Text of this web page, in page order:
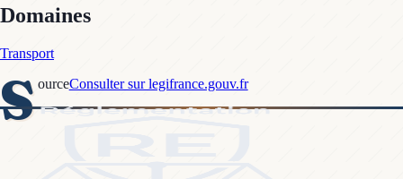
Domaines
Transport
S ourceConsulter sur legifrance.gouv.fr